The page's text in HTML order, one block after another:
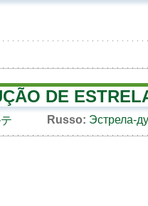
DE
Russo: Эстрела-